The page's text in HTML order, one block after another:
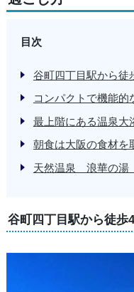
目次
谷町四丁目駅から徒
コンパクトで機能的
最上階にある温泉大
朝食は大阪の食材を
天然温泉 浪華の湯
谷町四丁目駅から徒歩